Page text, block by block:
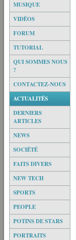
MUSIQUE
VIDÉOS
FORUM
TUTORIAL
QUI SOMMES NOUS
?
CONTACTEZ-NOUS
ACTUALITÉS
DERNIERS
ARTICLES
NEWS
SOCIÉTÉ
FAITS DIVERS
NEW TECH
SPORTS
PEOPLE
POTINS DE STARS
PORTRAITS